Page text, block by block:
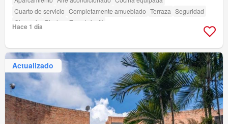
Cuarto de servicio Completamente amueblado Terraza Seguridad
Gimnasio
Piscina Zona infantil
Hace 1 día
Actualizado